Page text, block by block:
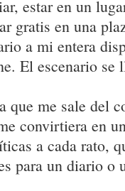
estar en un
gratis en una
a mi entera
El escenario se
que me sale del
convirtiera en
a cada rato,
para un diario o